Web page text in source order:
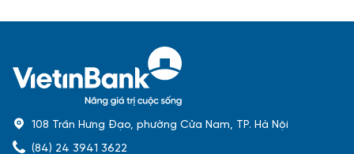
108 Trần Hưng Đạo, phường Cửa Nam, TP. Hà Nội
(84) 24 3941 3622